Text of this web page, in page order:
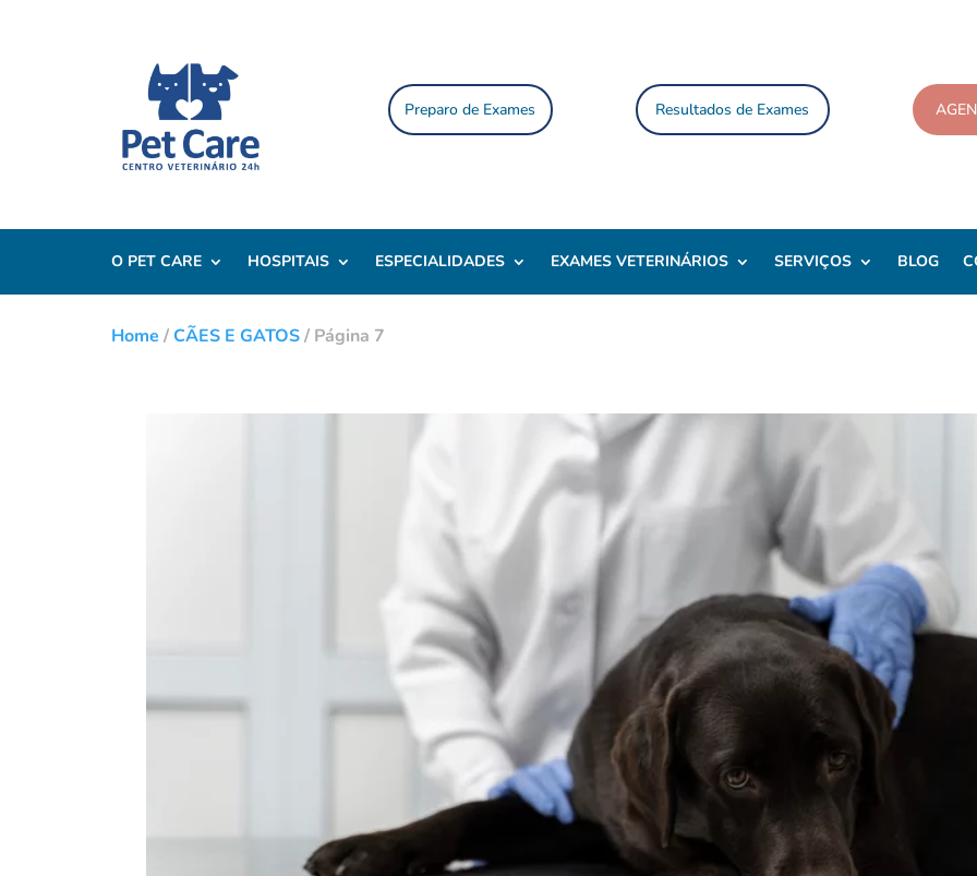
Preparo de Exames Resultados de Exames
O PET CARE HOSPITAIS ESPECIALIDADES EXAMES VETERINÁRIOS SERVIÇOS BLOG
Home /CÃES E GATOS/ Página 7